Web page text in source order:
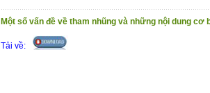
Một số vấn đề về tham nhũng và những nội dung cơ
Tải về: